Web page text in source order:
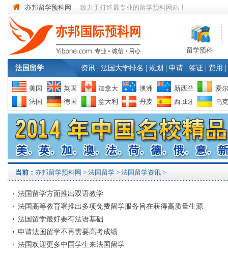
亦邦留学预科网 致力于打造最专业的留学预科网站！
留学预科
法国留学 资讯 法国大学排名 规划 申请 签证 费用
美国 英国 加拿大 澳洲 新西兰
爱
法国
德国 意大利 丹麦 西班牙 乌
当前： 亦邦留学预科网 > 法国留学 > 法国留学资讯 >
法国留学方面推出双语教学
法国高等教育署推出多项免费留学服务旨在获得高质量生源
法国留学最好要有法语基础
申请法国留学不再需要高考成绩
法国欢迎更多中国学生来法国留学